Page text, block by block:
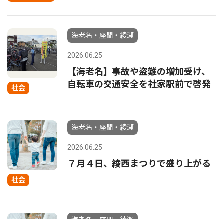
社会
海老名・座間・綾瀬
2026.06.25
【海老名】事故や盗難の増加受け、
自転車の交通安全を社家駅前で啓発
社会
海老名・座間・綾瀬
2026.06.25
７月４日、綾西まつりで盛り上がる